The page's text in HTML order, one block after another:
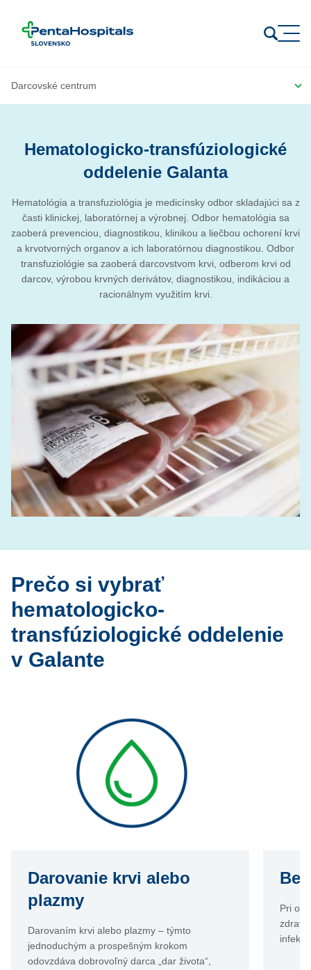
Hematologicko-transfúziologické
oddelenie Galanta
Hematológia a transfuziológia je medicínsky odbor skladajúci sa z
časti klinickej, laboratórnej a výrobnej. Odbor hematológia sa
zaoberá prevenciou, diagnostikou, klinikou a liečbou ochorení krvi
a krvotvorných organov a ich laboratórnou diagnostikou. Odbor
transfuziológie sa zaoberá darcovstvom krvi, odberom krvi od
darcov, výrobou krvných derivátov, diagnostikou, indikáciou a
racionálnym využitím krvi.
Prečo si vybrať
hematologicko-
transfúziologické oddelenie
v Galante
Darovanie krvi alebo
plazmy
Darovaním krvi alebo plazmy – týmto
jednoduchým a prospešným krokom
odovzdáva dobrovoľný darca „dar života“,
Pri